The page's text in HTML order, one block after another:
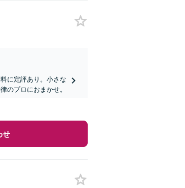
に定評あり。小さな
のプロにおまかせ。
せ